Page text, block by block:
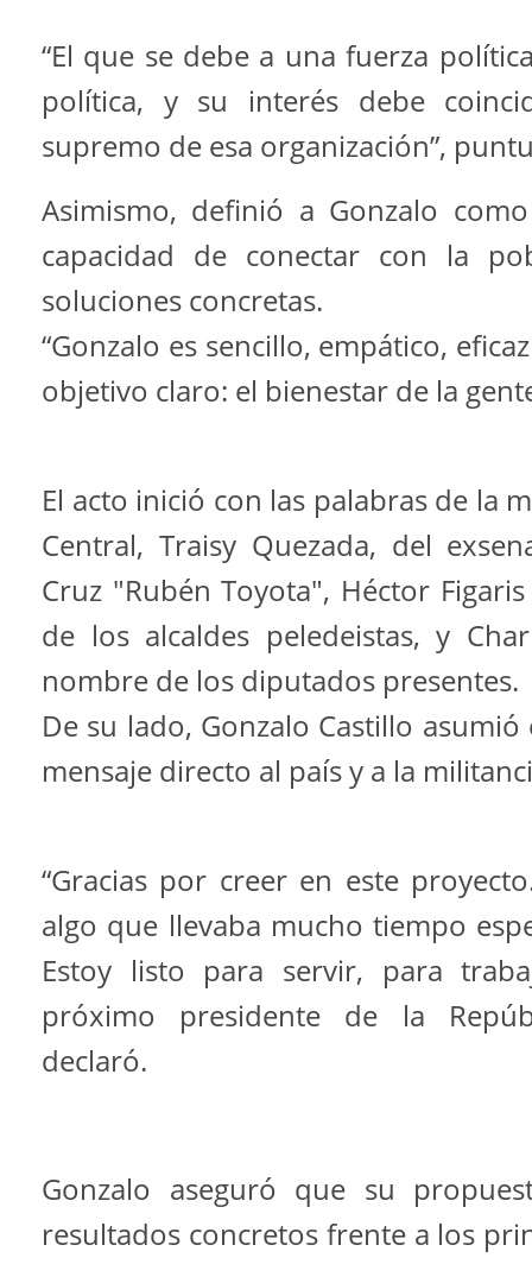
“El que se debe a una fuerza
política, y su interés debe
supremo de esa organización”,
Asimismo, definió a Gonzalo
capacidad de conectar con la
soluciones concretas.
“Gonzalo es sencillo, empático,
objetivo claro: el bienestar de la
El acto inició con las palabras de la
Central, Traisy Quezada, del
Cruz "Rubén Toyota", Héctor
de los alcaldes peledeistas, y
nombre de los diputados presentes.
De su lado, Gonzalo Castillo
mensaje directo al país y a la
“Gracias por creer en este
algo que llevaba mucho tiempo
Estoy listo para servir, para
próximo presidente de la
declaró.
Gonzalo aseguró que su
resultados concretos frente a los